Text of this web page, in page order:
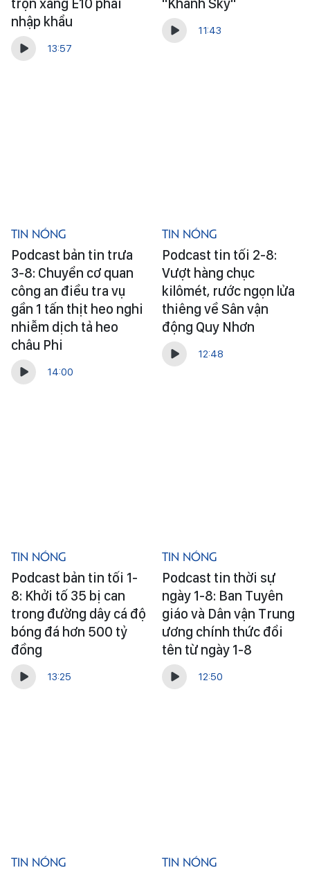
trộn xăng E10 phải
nhập khẩu
13:57
"Khánh Sky"
11:43
Tin Nóng
Podcast bản tin trưa
3-8: Chuyển cơ quan
công an điều tra vụ
gần 1 tấn thịt heo nghi
nhiễm dịch tả heo
châu Phi
14:00
Tin Nóng
Podcast tin tối 2-8:
Vượt hàng chục
kilômét, rước ngọn lửa
thiêng về Sân vận
động Quy Nhơn
12:48
Tin Nóng
Podcast bản tin tối 1-
8: Khởi tố 35 bị can
trong đường dây cá độ
bóng đá hơn 500 tỷ
đồng
13:25
Tin Nóng
Podcast tin thời sự
ngày 1-8: Ban Tuyên
giáo và Dân vận Trung
ương chính thức đổi
tên từ ngày 1-8
12:50
Tin Nóng Tin Nóng